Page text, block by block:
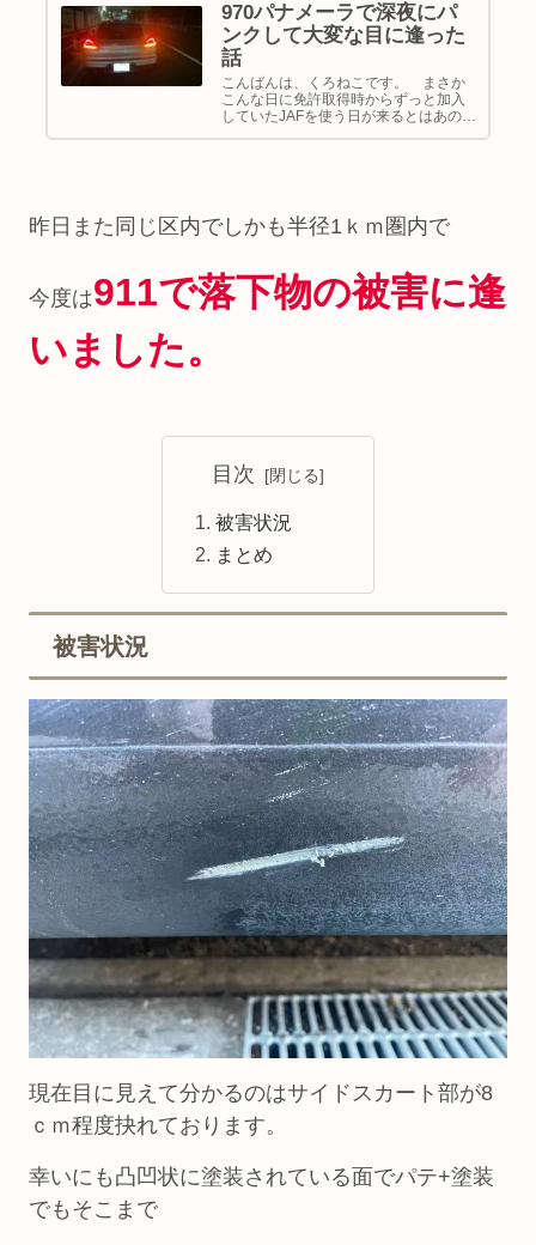
970パナメーラで深夜にパ
ンクして大変な目に逢った
話
こんばんは、くろねこです。 まさか
こんな日に免許取得時からずっと加入
していたJAFを使う日が来るとはあの時
昨日また同じ区内でしかも半径1ｋｍ圏内で
今度は911で落下物の被害に逢
いました。
目次
被害状況
まとめ
被害状況
現在目に見えて分かるのはサイドスカート部が8
ｃｍ程度抉れております。
幸いにも凸凹状に塗装されている面でパテ+塗装
でもそこまで